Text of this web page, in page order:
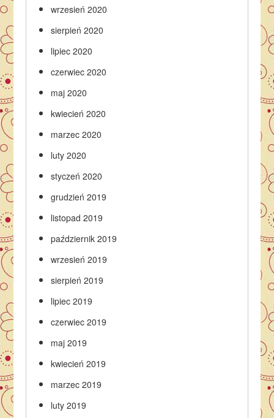
wrzesień 2020
sierpień 2020
lipiec 2020
czerwiec 2020
maj 2020
kwiecień 2020
marzec 2020
luty 2020
styczeń 2020
grudzień 2019
listopad 2019
październik 2019
wrzesień 2019
sierpień 2019
lipiec 2019
czerwiec 2019
maj 2019
kwiecień 2019
marzec 2019
luty 2019